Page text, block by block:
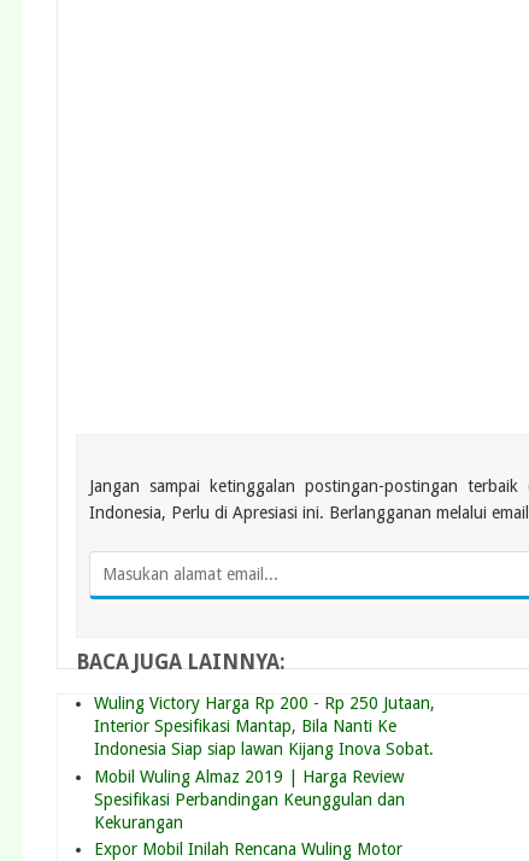
Jangan sampai ketinggalan postingan-postingan
Indonesia, Perlu di Apresiasi ini. Berlangganan melalui
BACA JUGA LAINNYA:
Wuling Victory Harga Rp 200 - Rp 250 Jutaan,
Interior Spesifikasi Mantap, Bila Nanti Ke
Indonesia Siap siap lawan Kijang Inova Sobat.
Mobil Wuling Almaz 2019 | Harga Review
Spesifikasi Perbandingan Keunggulan dan
Kekurangan
Expor Mobil Inilah Rencana Wuling Motor